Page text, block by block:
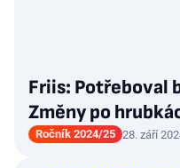
Friis: Potřeboval
Změny po
Ročník 2024/25 28. září